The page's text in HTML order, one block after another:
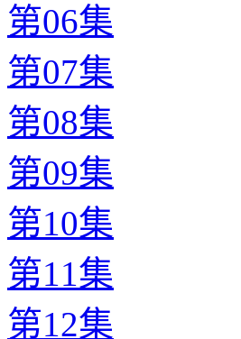
第06集
第07集
第08集
第09集
第10集
第11集
第12集